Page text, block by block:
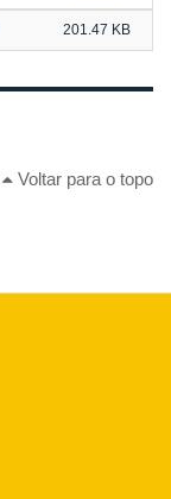
201.47 KB
Voltar para o topo